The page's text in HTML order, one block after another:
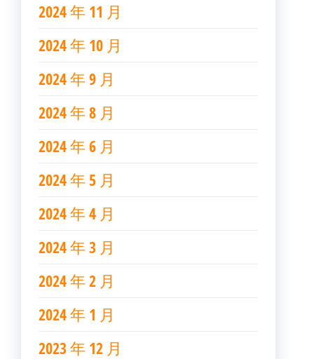
2024 年 11 月
2024 年 10 月
2024 年 9 月
2024 年 8 月
2024 年 6 月
2024 年 5 月
2024 年 4 月
2024 年 3 月
2024 年 2 月
2024 年 1 月
2023 年 12 月